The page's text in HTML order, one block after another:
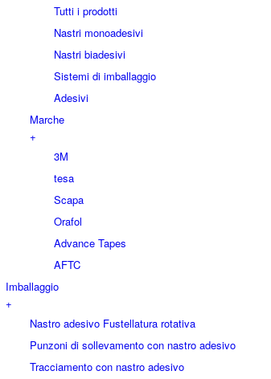
Tutti i prodotti
Nastri monoadesivi
Nastri biadesivi
Sistemi di imballaggio
Adesivi
Marche
+
3M
tesa
Scapa
Orafol
Advance Tapes
AFTC
Imballaggio
+
Nastro adesivo Fustellatura rotativa
Punzoni di sollevamento con nastro adesivo
Tracciamento con nastro adesivo